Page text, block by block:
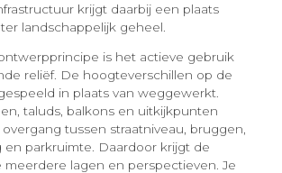
krijgt daarbij een plaats
landschappelijk geheel.
is het actieve gebruik
reliëf. De hoogteverschillen op de
in plaats van weggewerkt.
taluds, balkons en uitkijkpunten
tussen straatniveau, bruggen,
en parkruimte. Daardoor krijgt de
meerdere lagen en perspectieven. Je